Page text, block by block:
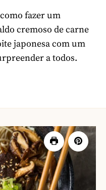
fazer um
cremoso de carne
japonesa com um
a todos.